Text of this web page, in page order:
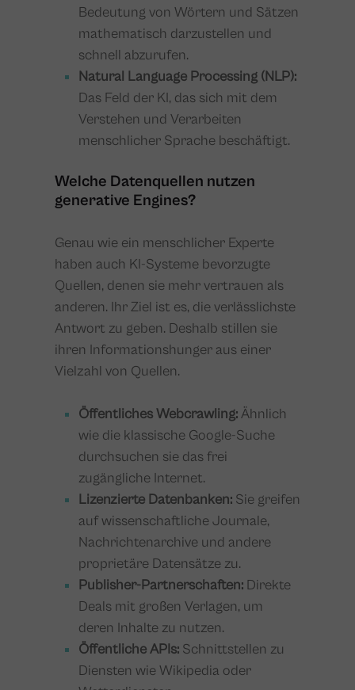
Bedeutung von Wörtern und Sätzen
mathematisch darzustellen und
schnell abzurufen.
Natural Language Processing (NLP):
Das Feld der KI, das sich mit dem
Verstehen und Verarbeiten
menschlicher Sprache beschäftigt.
Welche Datenquellen nutzen
generative Engines?
Genau wie ein menschlicher Experte
haben auch KI-Systeme bevorzugte
Quellen, denen sie mehr vertrauen als
anderen. Ihr Ziel ist es, die verlässlichste
Antwort zu geben. Deshalb stillen sie
ihren Informationshunger aus einer
Vielzahl von Quellen.
Öffentliches Webcrawling:Ähnlich
wie die klassische Google-Suche
durchsuchen sie das frei
zugängliche Internet.
Lizenzierte Datenbanken: Sie greifen
auf wissenschaftliche Journale,
Nachrichtenarchive und andere
proprietäre Datensätze zu.
Publisher-Partnerschaften: Direkte
Deals mit großen Verlagen, um
deren Inhalte zu nutzen.
Öffentliche APIs: Schnittstellen zu
Diensten wie Wikipedia oder